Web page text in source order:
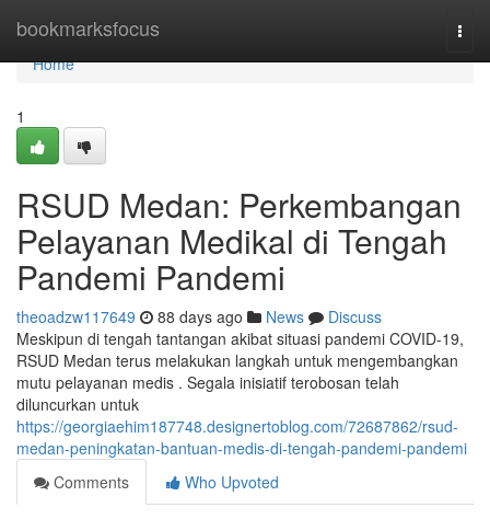
bookmarksfocus
Home
Home
1
RSUD Medan: Perkembangan
Pelayanan Medikal di Tengah
Pandemi Pandemi
theoadzw117649 88 days ago News
Discuss
Meskipun di tengah tantangan akibat situasi pandemi COVID-19,
RSUD Medan terus melakukan langkah untuk mengembangkan
mutu pelayanan medis . Segala inisiatif terobosan telah
diluncurkan untuk
https://georgiaehim187748.designertoblog.com/72687862/rsud-
medan-peningkatan-bantuan-medis-di-tengah-pandemi-pandemi
Comments
Who Upvoted